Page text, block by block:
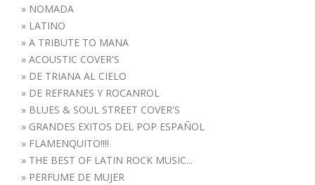
» NOMADA
» LATINO
» A TRIBUTE TO MANA
» ACOUSTIC COVER'S
» DE TRIANA AL CIELO
» DE REFRANES Y ROCANROL
» BLUES & SOUL STREET COVER'S
» GRANDES EXITOS DEL POP ESPAÑOL
» FLAMENQUITO!!!!
» THE BEST OF LATIN ROCK MUSIC...
» PERFUME DE MUJER